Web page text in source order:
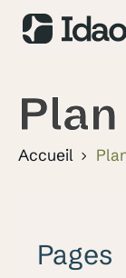
Accueil
Pages